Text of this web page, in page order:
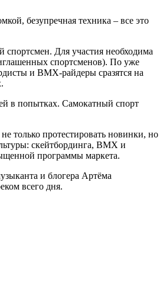
безупречная техника – все это
Для участия необходима
спортсменов). По уже
и BMX-райдеры сразятся на
в попытках. Самокатный спорт
только протестировать новинки, но
скейтбординга, BMX и
программы маркета.
и блогера Артёма
всего дня.